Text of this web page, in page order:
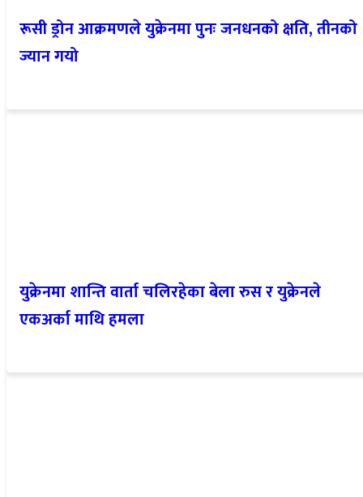
रूसी ड्रोन आक्रमणले युक्रेनमा पुनः जनधनको क्षति, तीनको
ज्यान गयो
युक्रेनमा शान्ति वार्ता चलिरहेका बेला रुस र युक्रेनले
एकअर्का माथि हमला